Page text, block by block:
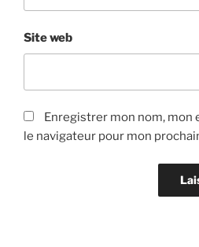
Site web
Enregistrer mon nom, mon
le navigateur pour mon